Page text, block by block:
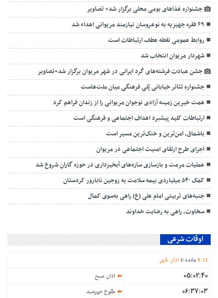
جشنواره غذاهای بومی محلی برگزار شد+ تصاویر
۶۹ فقره جهیزیه به نوعروسان نیازمند مریوانی اهداء شد
روابط عمومی نقطه عطف ارتباطات است
شهردار مریوان انتخاب شد
جشن عبادت فرشته‌های کُرد ایرانی در شهر مریوان برگزار شد+تصاویر
جشنواره تئاتر خیابانی پُلی فرهنگی میان ملت‌هاست
همت خیرین زمینه آزادی نوجوان مریوانی را از زندان فراهم کرد
ارتباطات کلید پیشبرد اهداف اجتماعی و فرهنگی است
باشماق، امن‌ترین و خنک‌ترین مسیر است
اجرای طرح ارتقای امنیت اجتماعی در مریوان
عملیات مرمت و بازسازی سازه‌های آبخیزداری در حوزه گاران شروع شد
کمک ۵۴۰ میلیاردی بیمه سلامت به زوجین نابارور کردستان
جنبه‌های تربیتی امام علی (ع) راهی به‌سوی کمال
سخاوت، راهی به رضایت خداوند
اوقات شرعی
5:21 مانده تا اذان ظهر
05:02:40 اذان صبح
06:37:03 طلوع خورشید